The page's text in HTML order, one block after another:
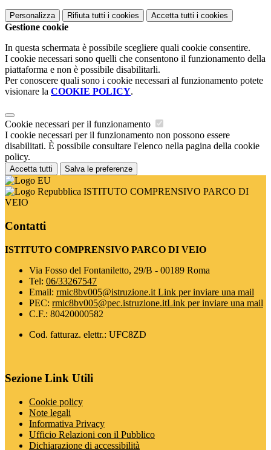
Personalizza Rifiuta tutti i cookies Accetta tutti i cookies
Gestione cookie
In questa schermata è possibile scegliere quali cookie consentire.
I cookie necessari sono quelli che consentono il funzionamento della
piattaforma e non è possibile disabilitarli.
Per conoscere quali sono i cookie necessari al funzionamento potete
visionare la COOKIE POLICY.
Cookie necessari per il funzionamento
I cookie necessari per il funzionamento non possono essere
disabilitati. È possibile consultare l'elenco nella pagina della cookie
policy.
Accetta tutti Salva le preferenze
ISTITUTO COMPRENSIVO PARCO DI
VEIO
Contatti
ISTITUTO COMPRENSIVO PARCO DI VEIO
Via Fosso del Fontaniletto, 29/B - 00189 Roma
Tel: 06/33267547
Email: rmic8bv005@istruzione.it Link per inviare una mail
PEC: rmic8bv005@pec.istruzione.itLink per inviare una mail
C.F.: 80420000582
Cod. fatturaz. elettr.: UFC8ZD
Sezione Link Utili
Cookie policy
Note legali
Informativa Privacy
Ufficio Relazioni con il Pubblico
Dichiarazione di accessibilità